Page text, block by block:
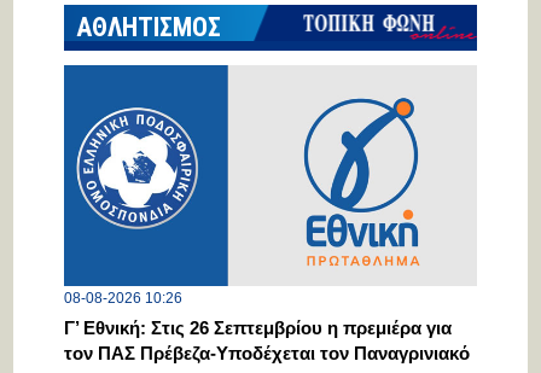
ΑΘΛΗΤΙΣΜΟΣ
08-08-2026 10:26
Γ’ Εθνική: Στις 26 Σεπτεμβρίου η πρεμιέρα για
τον ΠΑΣ Πρέβεζα-Υποδέχεται τον Παναγρινιακό